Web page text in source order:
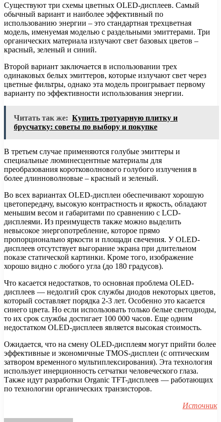
Существуют три схемы цветных OLED-дисплеев. Самый
обычный вариант и наиболее эффективный по
использованию энергии – это стандартная трехцветная
модель, именуемая моделью с раздельными эмиттерами. Три
органических материала излучают свет базовых цветов –
красный, зеленый и синий.
Второй вариант заключается в использовании трех
одинаковых белых эмиттеров, которые излучают свет через
цветные фильтры, однако эта модель проигрывает первому
варианту по эффективности использования энергии.
Читать так же: Купить тротуарную плитку и
брусчатку: советы по выбору и покупке
В третьем случае применяются голубые эмиттеры и
специальные люминесцентные материалы для
преобразования коротковолнового голубого излучения в
более длинноволновые – красный и зеленый.
Во всех вариантах OLED-дисплеи обеспечивают хорошую
цветопередачу, высокую контрастность и яркость, обладают
меньшим весом и габаритами по сравнению с LCD-
дисплеями. Из преимуществ также можно выделить
невысокое энергопотребление, которое прямо
пропорционально яркости и площади свечения. У OLED-
дисплеев отсутствует выгорание экрана при длительном
показе статической картинки. Кроме того, изображение
хорошо видно с любого угла (до 180 градусов).
Что касается недостатков, то основная проблема OLED-
дисплеев — недолгий срок службы диодов некоторых цветов,
который составляет порядка 2-3 лет. Особенно это касается
синего цвета. Но если использовать только белые светодиоды,
то их срок службы достигает 100 000 часов. Еще одним
недостатком OLED-дисплеев является высокая стоимость.
Ожидается, что на смену OLED-дисплеям могут прийти более
эффективные и экономичные TMOS-дисплеи (с оптическим
затвором временного мультиплексирования). Эта технология
использует инерционность сетчатки человеческого глаза.
Также идут разработки Organic TFT-дисплеев — работающих
по технологии органических транзисторов.
Источник